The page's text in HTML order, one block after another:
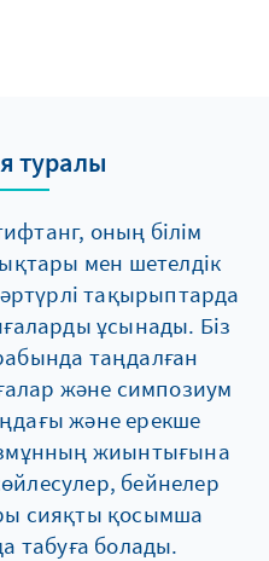
туралы
оның білім
мен шетелдік
тақырыптарда
ұсынады. Біз
таңдалған
және симпозиум
және ерекше
жиынтығына
бейнелер
сияқты қосымша
табуға болады.